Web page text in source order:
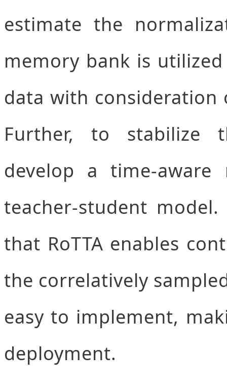
estimate the
memory bank is
data with
Further, to stabilize
develop a time-
teacher-student
that RoTTA enables
the correlatively
easy to implement,
deployment.